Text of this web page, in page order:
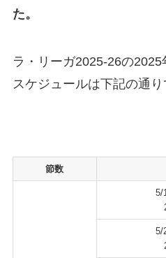
た。
ラ・リーガ2025-26の
スケジュールは下記の通り
節数
5/
5/